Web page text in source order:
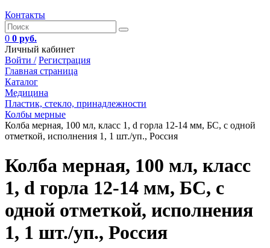
Контакты
0 0 руб.
Личный кабинет
Войти / Регистрация
Главная страница
Каталог
Медицина
Пластик, стекло, принадлежности
Колбы мерные
Колба мерная, 100 мл, класс 1, d горла 12-14 мм, БС, с одной
отметкой, исполнения 1, 1 шт./уп., Россия
Колба мерная, 100 мл, класс
1, d горла 12-14 мм, БС, с
одной отметкой, исполнения
1, 1 шт./уп., Россия